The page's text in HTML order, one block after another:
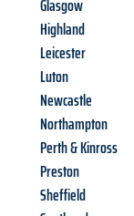
Glasgow
Highland
Leicester
Luton
Newcastle
Northampton
Perth & Kinross
Preston
Sheffield